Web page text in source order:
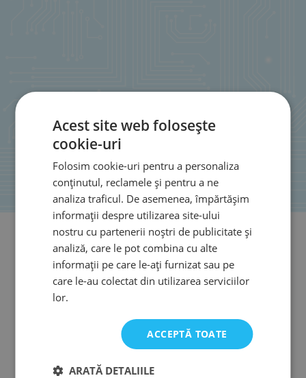
Acest site web folosește
cookie-uri
Folosim cookie-uri pentru a personaliza
conținutul, reclamele și pentru a ne
analiza traficul. De asemenea, împărtășim
informații despre utilizarea site-ului
nostru cu partenerii noștri de publicitate și
analiză, care le pot combina cu alte
informații pe care le-ați furnizat sau pe
care le-au colectat din utilizarea serviciilor
lor.
ACCEPTĂ TOATE
ARATĂ DETALIILE